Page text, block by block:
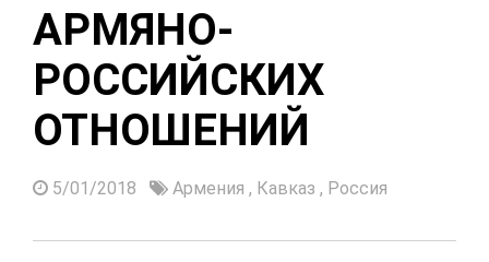
АРМЯНО-
РОССИЙСКИХ
ОТНОШЕНИЙ
5/01/2018 Армения , Кавказ , Россия